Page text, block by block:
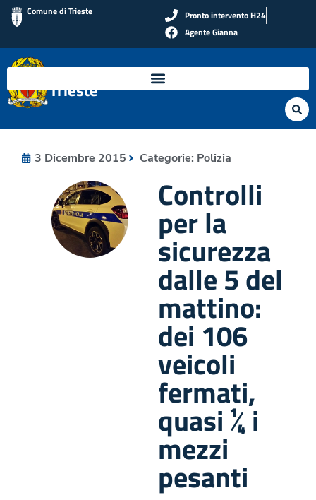
Comune di Trieste
Pronto intervento H24
Agente Gianna
Polizia Locale di
Trieste
3 Dicembre 2015 Categorie: Polizia
Controlli
per la
sicurezza
dalle 5 del
mattino:
dei 106
veicoli
fermati,
quasi ¼ i
mezzi
pesanti